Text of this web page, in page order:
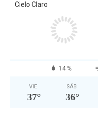
Cielo Claro
14 %
VIE
37°
SÁB
36°